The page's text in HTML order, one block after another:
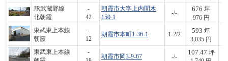
JR武蔵野線
北朝霞
-
42
朝霞市大字上内間木
150-1
-/-
676 坪
976 円
東武東上本線
朝霞
-
12
朝霞市本町1-36-1 1-2/2
593 坪
3,035 円
東武東上本線
-
朝霞市岡3-9-67 -/-
107.47 坪